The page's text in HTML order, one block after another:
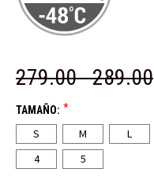
279.00 - 289.00
TAMAÑO: *
S M L
4
5